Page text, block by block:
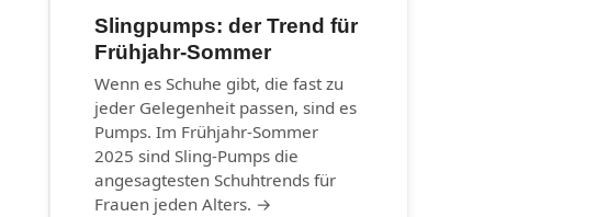
Slingpumps: der Trend für
Frühjahr-Sommer
Wenn es Schuhe gibt, die fast zu
jeder Gelegenheit passen, sind es
Pumps. Im Frühjahr-Sommer
2025 sind Sling-Pumps die
angesagtesten Schuhtrends für
Frauen jeden Alters. →